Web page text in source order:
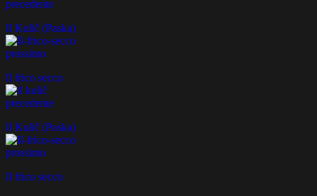
precedente
Il Kulič (Paska)
prossimo
Il frico secco
precedente
Il Kulič (Paska)
prossimo
Il frico secco